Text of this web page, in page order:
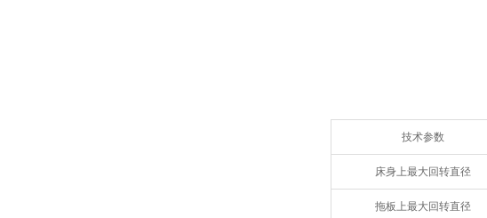
技术参数
床身上最大回转直径
拖板上最大回转直径